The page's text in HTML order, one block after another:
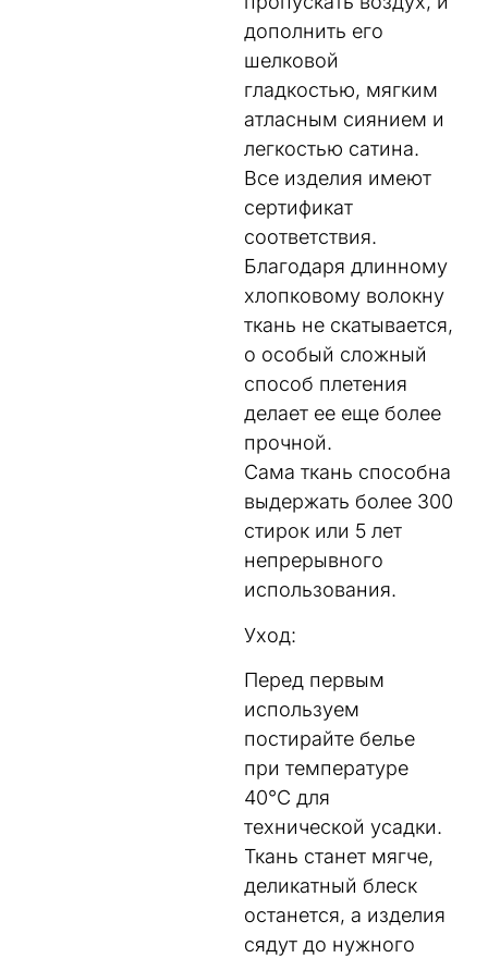
дополнить его
шелковой
гладкостью, мягким
атласным сиянием и
легкостью сатина.
Все изделия имеют
сертификат
соответствия.
Благодаря длинному
хлопковому волокну
ткань не скатывается,
о особый сложный
способ плетения
делает ее еще более
прочной.
Сама ткань способна
выдержать более 300
стирок или 5 лет
непрерывного
использования.
Уход:
Перед первым
используем
постирайте белье
при температуре
40°C для
технической усадки.
Ткань станет мягче,
деликатный блеск
останется, а изделия
сядут до нужного